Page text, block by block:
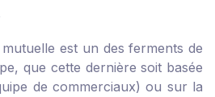
est un des ferments de
que cette dernière soit basée
de commerciaux) ou sur la